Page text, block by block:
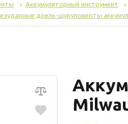
Аккумуляторный инструмент
дрель-шуруповерты